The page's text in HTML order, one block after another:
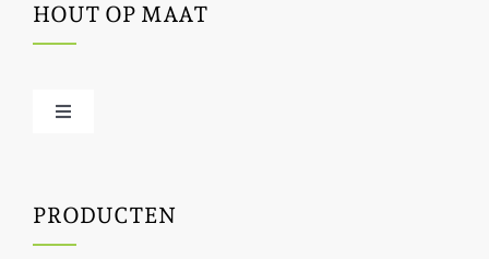
HOUT OP MAAT
Toggle
Houtbewerking
PRODUCTEN